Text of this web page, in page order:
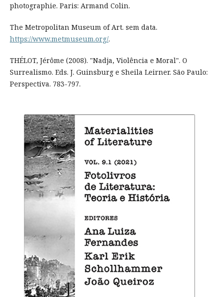
photographie. Paris: Armand Colin.
The Metropolitan Museum of Art. sem data.
https://www.metmuseum.org/.
THÉLOT, Jérôme (2008). "Nadja, Violência e Moral". O
Surrealismo. Eds. J. Guinsburg e Sheila Leirner. São Paulo:
Perspectiva. 783-797.